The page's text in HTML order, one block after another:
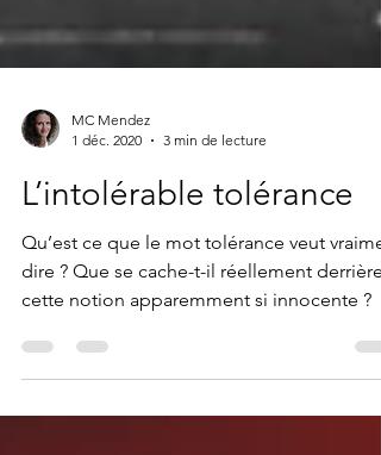
1 déc. 2020
3 min de lecture
L’intolérable tolérance
Qu’est ce que le mot tolérance veut
dire ? Que se cache-t-il réellement derrière
cette notion apparemment si innocente ?